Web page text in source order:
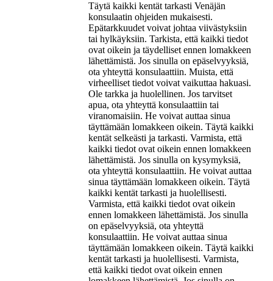
Täytä kaikki kentät tarkasti Venäjän
konsulaatin ohjeiden mukaisesti.
Epätarkkuudet voivat johtaa viivästyksiin
tai hylkäyksiin. Tarkista, että kaikki tiedot
ovat oikein ja täydelliset ennen lomakkeen
lähettämistä. Jos sinulla on epäselvyyksiä,
ota yhteyttä konsulaattiin. Muista, että
virheelliset tiedot voivat vaikuttaa hakuasi.
Ole tarkka ja huolellinen. Jos tarvitset
apua, ota yhteyttä konsulaattiin tai
viranomaisiin. He voivat auttaa sinua
täyttämään lomakkeen oikein. Täytä kaikki
kentät selkeästi ja tarkasti. Varmista, että
kaikki tiedot ovat oikein ennen lomakkeen
lähettämistä. Jos sinulla on kysymyksiä,
ota yhteyttä konsulaattiin. He voivat auttaa
sinua täyttämään lomakkeen oikein. Täytä
kaikki kentät tarkasti ja huolellisesti.
Varmista, että kaikki tiedot ovat oikein
ennen lomakkeen lähettämistä. Jos sinulla
on epäselvyyksiä, ota yhteyttä
konsulaattiin. He voivat auttaa sinua
täyttämään lomakkeen oikein. Täytä kaikki
kentät tarkasti ja huolellisesti. Varmista,
että kaikki tiedot ovat oikein ennen